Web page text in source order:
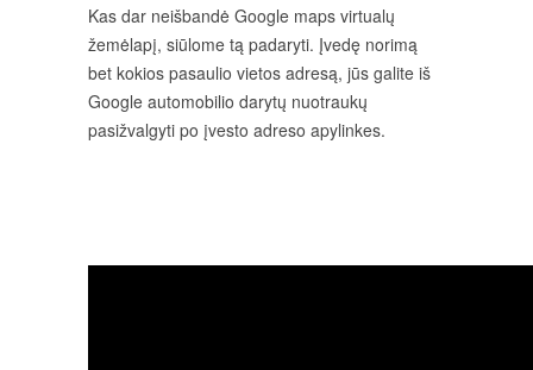
Kas dar neišbandė Google maps virtualų
žemėlapį, siūlome tą padaryti. Įvedę norimą
bet kokios pasaulio vietos adresą, jūs galite iš
Google automobilio darytų nuotraukų
pasižvalgyti po įvesto adreso apylinkes.